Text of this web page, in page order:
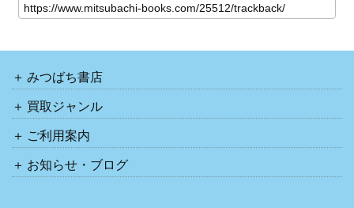
みつばち書店
買取ジャンル
ご利用案内
お知らせ・ブログ